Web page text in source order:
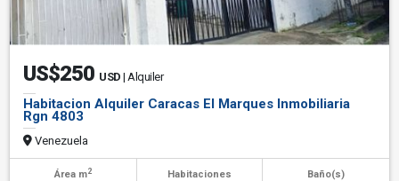
US$250 USD | Alquiler
Habitacion Alquiler Caracas El Marques Inmobiliaria
Rgn 4803
Venezuela
Área m2 Habitaciones Baño(s)